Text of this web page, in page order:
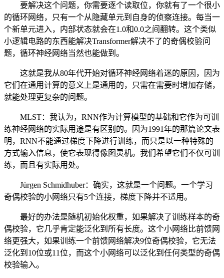
要解决这个问题，你需要逐个读取位，你就有了一个很小
的循环网络，只有一个从隐藏单元到自身的侦察连接。每当一
个新单元进入，内部状态就会在1.0和0.0之间翻转。这个类似
小逻辑电路的东西能解决Transformer解决不了的奇偶校验问
题，循环神经网络当然也能做到。
这就是我从80年代开始对循环神经网络着迷的原因，因为
它们在通用计算的意义上是通用的，只需在需要时增加存储，
就能处理更复杂的问题。
MLST：我认为，RNN作为计算模型的基础和它作为可训
练神经网络的实际用途是有区别的。因为1991年的那篇论文表
明，RNN不能通过梯度下降进行训练，而只是以一种特殊的
方式输入信息，使它表现得像图灵机。我们希望它们不仅可训
练，而且有实际用处。
Jürgen Schmidhuber：确实，这就是一个问题。一个学习
奇偶校验的小网络只有5个连接，梯度下降并不适用。
最好的办法是随机初始化权重，如果解决了训练样本的奇
偶校验，它几乎肯定能泛化到所有长度。这个小网络比前馈网
络更强大，如果训练一个前馈网络解决9位奇偶校验，它无法
泛化到10位或11位，而这个小网络可以泛化到任何类型的奇偶
校验输入。